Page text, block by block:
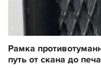
Рамка
путь от скана до